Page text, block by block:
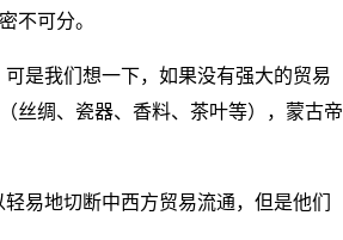
不可分。
是我们想一下，如果没有强大的贸易
丝绸、瓷器、香料、茶叶等），蒙古帝
易地切断中西方贸易流通，但是他们